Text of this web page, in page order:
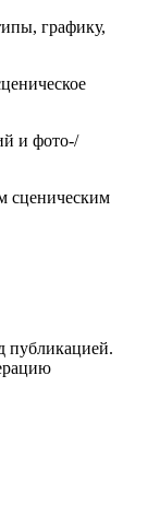
графику,
и фото-/
сценическим
публикацией.